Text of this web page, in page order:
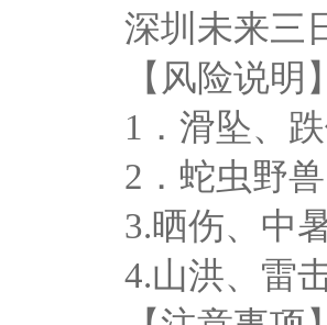
深圳未来三
【风险说
1．滑坠、
2．蛇虫野
3.晒伤、中
4.山洪、雷